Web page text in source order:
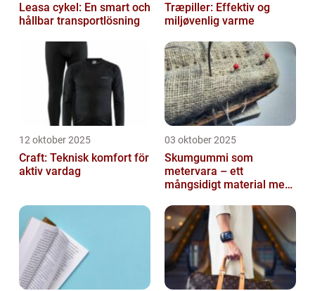
Leasa cykel: En smart och
hållbar transportlösning
Træpiller: Effektiv og
miljøvenlig varme
12 oktober 2025
Craft: Teknisk komfort för
aktiv vardag
03 oktober 2025
Skumgummi som
metervara – ett
mångsidigt material med
användningsområden